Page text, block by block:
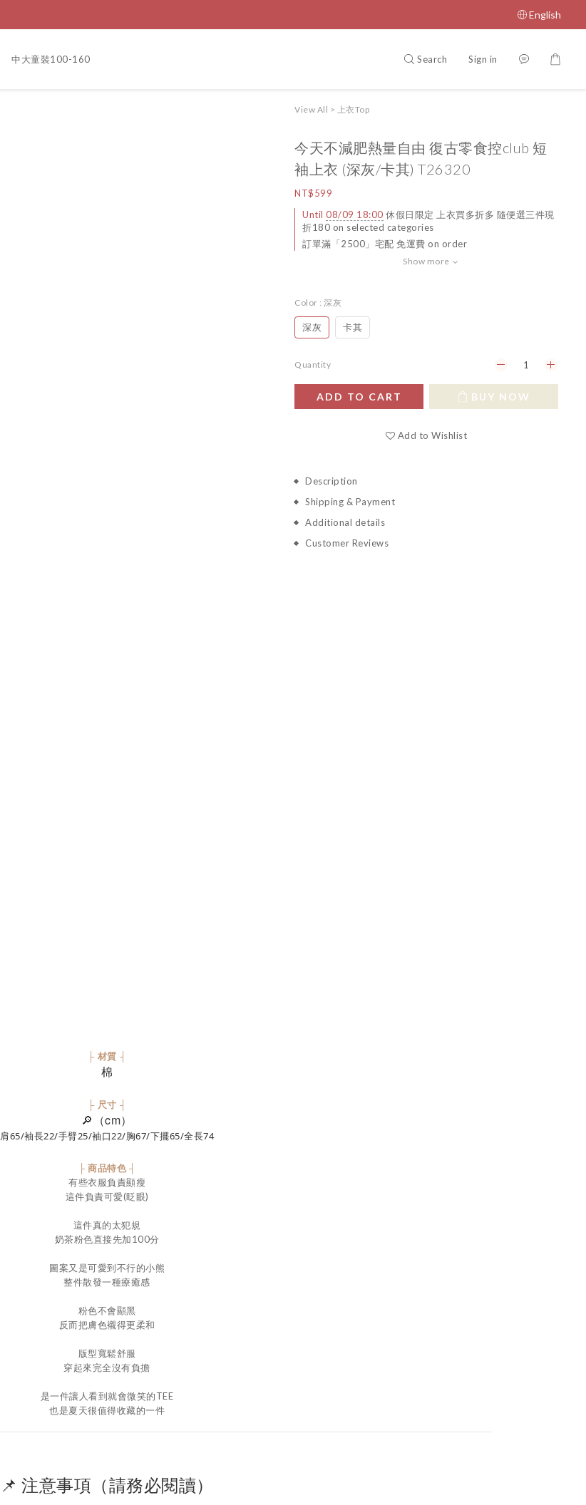
English
中大童裝100-160 Search Sign in
View All > 上衣Top
今天不減肥熱量自由 復古零食控club 短
袖上衣 (深灰/卡其) T26320
NT$599
Until 08/09 18:00 休假日限定 上衣買多折多 隨便選三件現
折180 on selected categories
訂單滿「2500」宅配 免運費 on order
Show more
Color : 深灰
深灰 卡其
Quantity
ADD TO CART BUY NOW
Add to Wishlist
Description
Shipping & Payment
Additional details
Customer Reviews
├ 材質 ┤
棉
├ 尺寸 ┤
🔎（cm）
肩65/袖長22/手臂25/袖口22/胸67/下擺65/全長74
├ 商品特色 ┤
有些衣服負責顯瘦
這件負責可愛(眨眼)
這件真的太犯規
奶茶粉色直接先加100分
圖案又是可愛到不行的小熊
整件散發一種療癒感
粉色不會顯黑
反而把膚色襯得更柔和
版型寬鬆舒服
穿起來完全沒有負擔
是一件讓人看到就會微笑的TEE
也是夏天很值得收藏的一件
📌 注意事項（請務必閱讀）